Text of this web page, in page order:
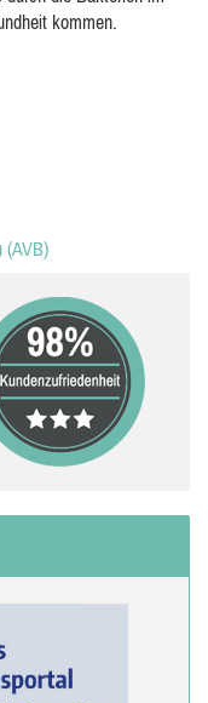
kommen.
(AVB)